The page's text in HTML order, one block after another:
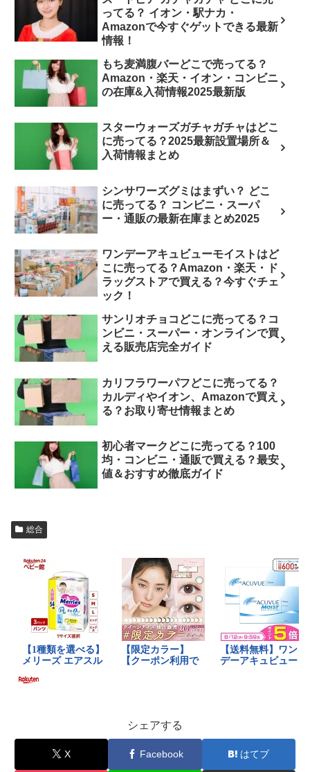
ってる？ イオン・駅ナカ・
Amazonで今すぐゲットできる最新
情報！
もち麦満腹バーどこで売ってる？
Amazon・楽天・イオン・コンビニ
の在庫&入荷情報2025最新版
スターウォーズガチャガチャはどこ
に売ってる？2025最新設置場所＆
入荷情報まとめ
シンサワーズグミはまずい？ どこ
に売ってる？ コンビニ・スーパ
ー・通販の最新在庫まとめ2025
ワンデーアキュビューモイストはど
こに売ってる？Amazon・楽天・ド
ラッグストアで買える？今すぐチェ
ック！
サンリオチョコどこに売ってる？コ
ンビニ・スーパー・オンラインで買
える販売店完全ガイド
カリフラワーパフどこに売ってる？
カルディやイオン、Amazonで買え
る？お取り寄せ情報まとめ
初心者マークどこに売ってる？100
均・コンビニ・通販で買える？最安
値＆おすすめ徹底ガイド
総合
シェアする
X Facebook はてブ